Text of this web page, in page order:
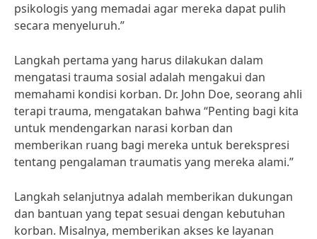
psikologis yang memadai agar mereka dapat pulih
secara menyeluruh.”
Langkah pertama yang harus dilakukan dalam
mengatasi trauma sosial adalah mengakui dan
memahami kondisi korban. Dr. John Doe, seorang ahli
terapi trauma, mengatakan bahwa “Penting bagi kita
untuk mendengarkan narasi korban dan
memberikan ruang bagi mereka untuk berekspresi
tentang pengalaman traumatis yang mereka alami.”
Langkah selanjutnya adalah memberikan dukungan
dan bantuan yang tepat sesuai dengan kebutuhan
korban. Misalnya, memberikan akses ke layanan